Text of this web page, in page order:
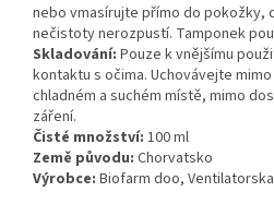
nebo vmasírujte přímo do pokožky,
nečistoty nerozpustí. Tamponek
Skladování: Pouze k vnějšímu
kontaktu s očima. Uchovávejte
chladném a suchém místě, mimo
záření.
Čisté množství: 100 ml
Země původu: Chorvatsko
Výrobce: Biofarm doo, Ventilatorska